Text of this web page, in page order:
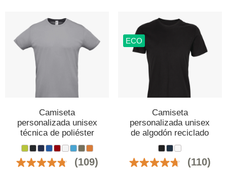
Camiseta
personalizada unisex
técnica de poliéster
(109)
ECO
Camiseta
personalizada unisex
de algodón reciclado
(110)